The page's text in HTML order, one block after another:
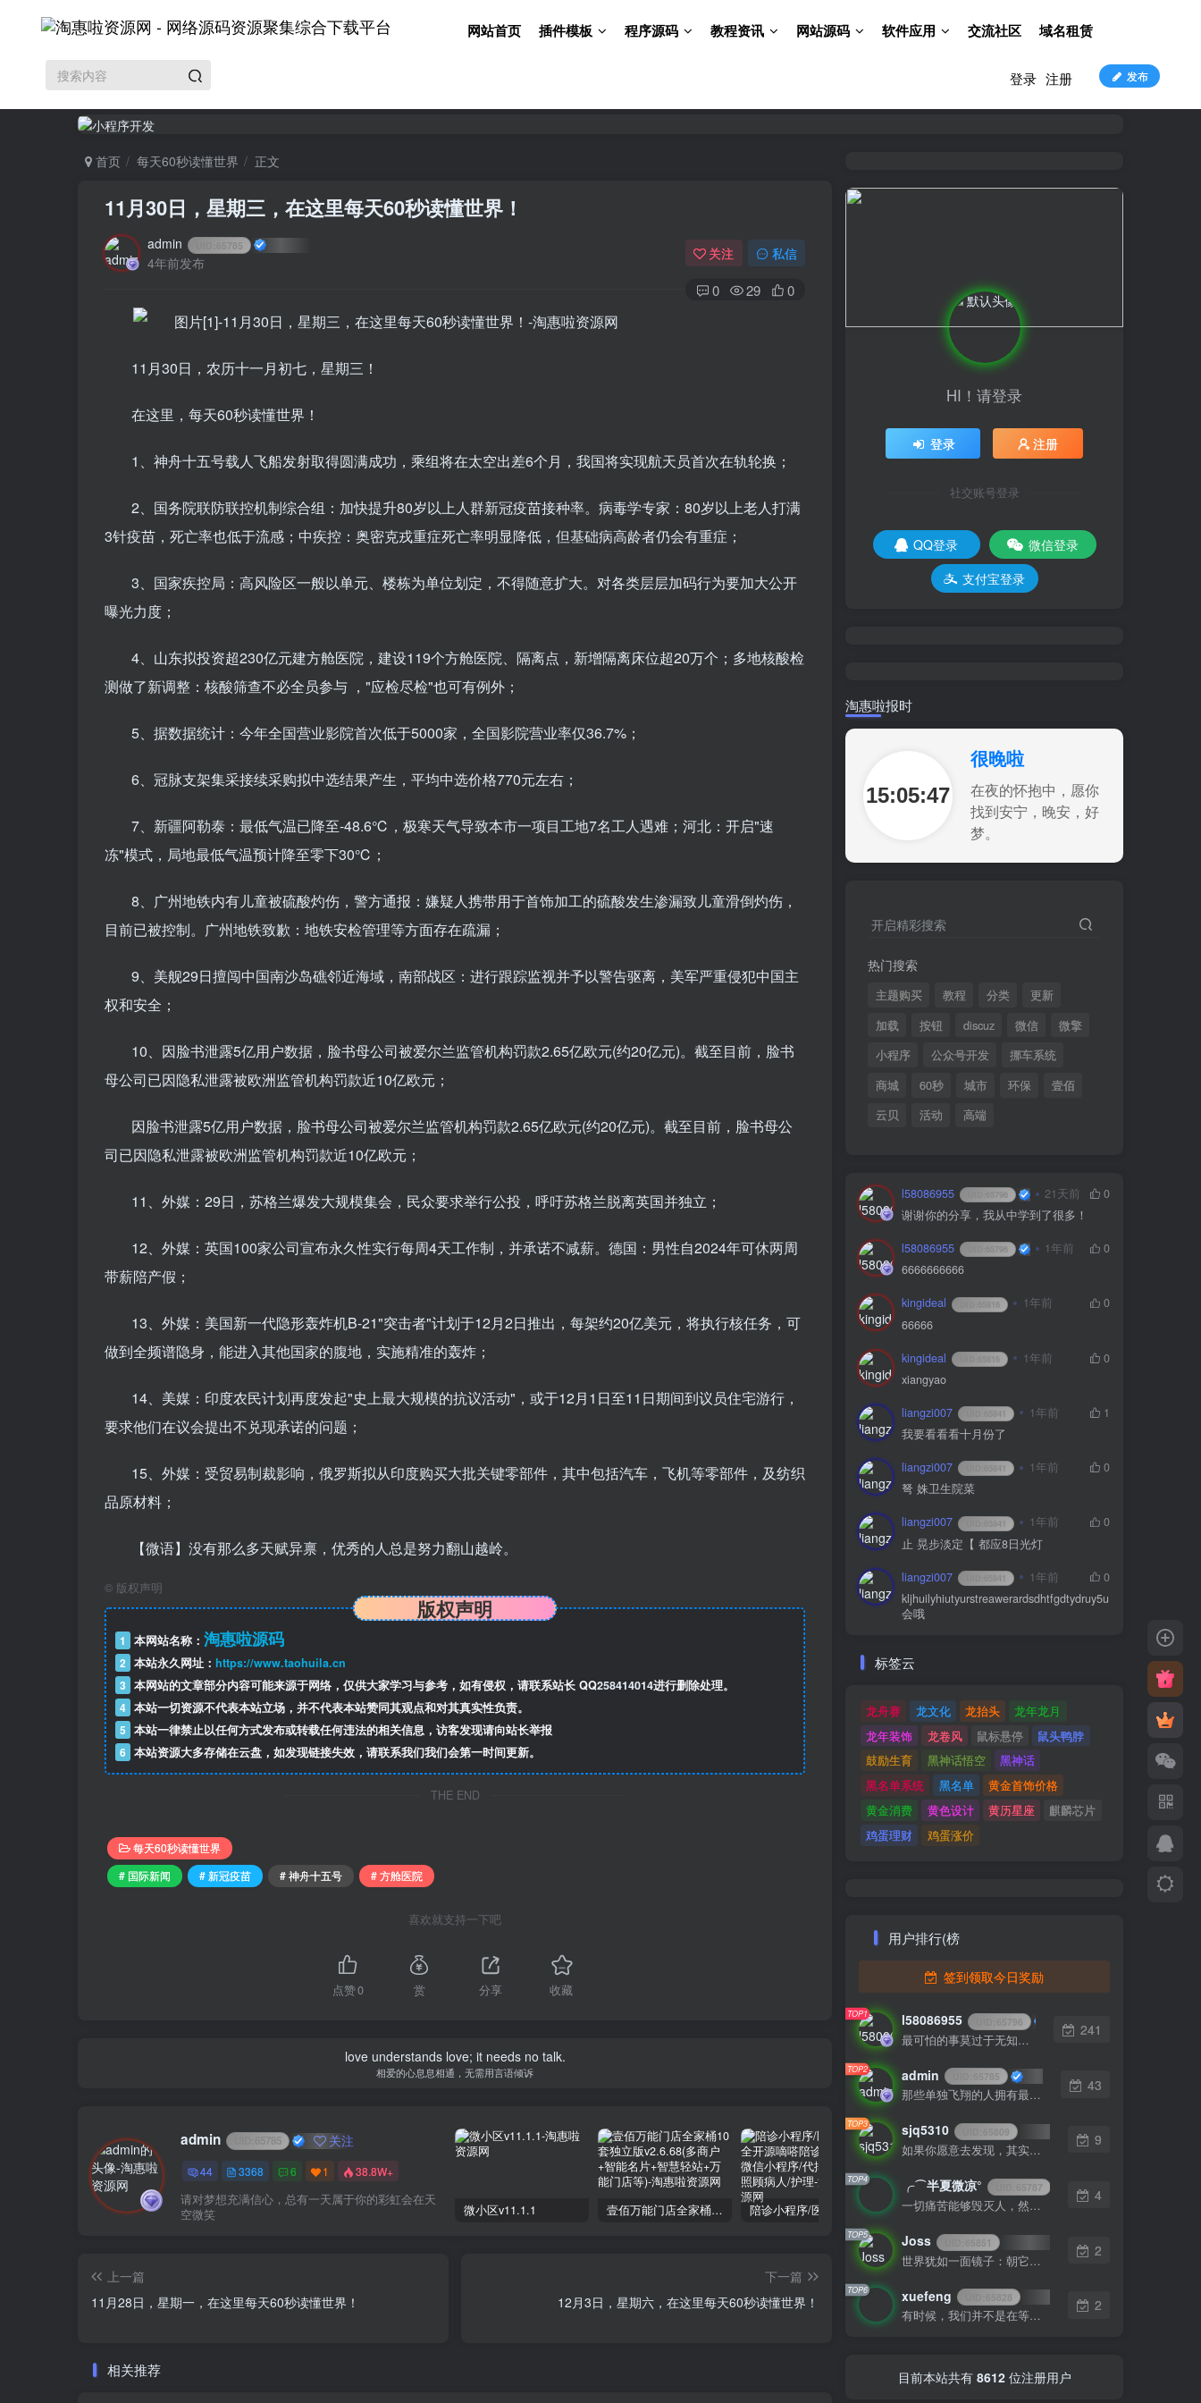
网站首页 插件模板 程序源码 教程资讯 网站源码 软件应用 交流社区 域名租赁
发布
登录 注册
首页 每天60秒读懂世界 正文
11月30日，星期三，在这里每天60秒读懂世界！
admin 65785
4年前发布
关注 私信
0 29 0
11月30日，农历十一月初七，星期三！
在这里，每天60秒读懂世界！
1、神舟十五号载人飞船发射取得圆满成功，乘组将在太空出差6个月，我国将实现航天员首次在轨轮换；
2、国务院联防联控机制综合组：加快提升80岁以上人群新冠疫苗接种率。病毒学专家：80岁以上老人打满
3针疫苗，死亡率也低于流感；中疾控：奥密克戎重症死亡率明显降低，但基础病高龄者仍会有重症；
3、国家疾控局：高风险区一般以单元、楼栋为单位划定，不得随意扩大。对各类层层加码行为要加大公开
曝光力度；
4、山东拟投资超230亿元建方舱医院，建设119个方舱医院、隔离点，新增隔离床位超20万个；多地核酸检
测做了新调整：核酸筛查不必全员参与 ，"应检尽检"也可有例外；
5、据数据统计：今年全国营业影院首次低于5000家，全国影院营业率仅36.7%；
6、冠脉支架集采接续采购拟中选结果产生，平均中选价格770元左右；
7、新疆阿勒泰：最低气温已降至-48.6℃，极寒天气导致本市一项目工地7名工人遇难；河北：开启"速
冻"模式，局地最低气温预计降至零下30℃；
8、广州地铁内有儿童被硫酸灼伤，警方通报：嫌疑人携带用于首饰加工的硫酸发生渗漏致儿童滑倒灼伤，
目前已被控制。广州地铁致歉：地铁安检管理等方面存在疏漏；
9、美舰29日擅闯中国南沙岛礁邻近海域，南部战区：进行跟踪监视并予以警告驱离，美军严重侵犯中国主
权和安全；
10、因脸书泄露5亿用户数据，脸书母公司被爱尔兰监管机构罚款2.65亿欧元(约20亿元)。截至目前，脸书
母公司已因隐私泄露被欧洲监管机构罚款近10亿欧元；
因脸书泄露5亿用户数据，脸书母公司被爱尔兰监管机构罚款2.65亿欧元(约20亿元)。截至目前，脸书母公
司已因隐私泄露被欧洲监管机构罚款近10亿欧元；
11、外媒：29日，苏格兰爆发大规模集会，民众要求举行公投，呼吁苏格兰脱离英国并独立；
12、外媒：英国100家公司宣布永久性实行每周4天工作制，并承诺不减薪。德国：男性自2024年可休两周
带薪陪产假；
13、外媒：美国新一代隐形轰炸机B-21"突击者"计划于12月2日推出，每架约20亿美元，将执行核任务，可
做到全频谱隐身，能进入其他国家的腹地，实施精准的轰炸；
14、美媒：印度农民计划再度发起"史上最大规模的抗议活动"，或于12月1日至11日期间到议员住宅游行，
要求他们在议会提出不兑现承诺的问题；
15、外媒：受贸易制裁影响，俄罗斯拟从印度购买大批关键零部件，其中包括汽车，飞机等零部件，及纺织
品原材料；
【微语】没有那么多天赋异禀，优秀的人总是努力翻山越岭。
© 版权声明
版权声明
1 本网站名称： 淘惠啦源码
2 本站永久网址： https://www.taohuila.cn
3 本网站的文章部分内容可能来源于网络，仅供大家学习与参考，如有侵权，请联系站长 QQ258414014进行删除处理。
4 本站一切资源不代表本站立场，并不代表本站赞同其观点和对其真实性负责。
5 本站一律禁止以任何方式发布或转载任何违法的相关信息，访客发现请向站长举报
6 本站资源大多存储在云盘，如发现链接失效，请联系我们我们会第一时间更新。
THE END
每天60秒读懂世界
# 国际新闻
# 新冠疫苗 # 神舟十五号 # 方舱医院
喜欢就支持一下吧
点赞0 赏 分享 收藏
love understands love; it needs no talk.
相爱的心息息相通，无需用言语倾诉
admin 65785 关注
44 3368 6 1 38.8W+
请对梦想充满信心，总有一天属于你的彩虹会在天
空微笑
微小区v11.1.1 壹佰万能门店全家桶10套独立版v2.6.68(​多商户+智能名片+智慧轻站+万能门店等) 啦啦外卖v45.9至尊稳定运营独立版+App+小程序前端（头像&定位修复版）
上一篇
11月28日，星期一，在这里每天60秒读懂世界！
下一篇
12月3日，星期六，在这里每天60秒读懂世界！
相关推荐
HI！请登录
登录 注册
社交账号登录
QQ登录
微信登录
支付宝登录
淘惠啦报时
15:05:49
很晚啦
在夜的怀抱中，愿你
找到安宁，晚安，好
梦。
开启精彩搜索
热门搜索
主题购买 教程 分类
更新
加载
按钮 discuz 微信
微擎
小程序
公众号开发
挪车系统
商城
60秒 城市 环保
壹佰
云贝
活动 高端
l58086955 65796 21天前
0
谢谢你的分享，我从中学到了很多！
l58086955 65796 1年前
0
6666666666
kingideal 65816 1年前
0
66666
kingideal 65816 1年前
0
xiangyao
liangzi007 65841 1年前
1
我要看看看十月份了
liangzi007 65841 1年前
0
弩 姝卫生院菜
liangzi007 65841 1年前
0
止 晃步淡定【 都应8日光灯
liangzi007 65841 1年前
0
kljhuilyhiutyurstreawerardsdhtfgdtydruy5u
会哦
标签云
龙舟赛 龙文化 龙抬头
龙年龙月
龙年装饰
龙卷风 鼠标悬停
鼠头鸭脖
鼓励生育
黑神话悟空
黑神话
黑名单系统
黑名单
黄金首饰价格
黄金消费
黄色设计 黄历星座
麒麟芯片
鸡蛋理财
鸡蛋涨价
用户排行(榜
签到领取今日奖励
TOP1 l58086955 65796
最可怕的事莫过于无知而行动
241
TOP2 admin 65785
那些单独飞翔的人拥有最强大的翅膀
43
TOP3 sjq5310 65809
如果你愿意去发现，其实每一天都很美
9
TOP4 ╭⌒半夏微凉° 65787
一切痛苦能够毁灭人，然而受苦的人也能把痛苦消灭
4
TOP5 Joss 65851
世界犹如一面镜子：朝它皱眉它就朝你皱眉，朝它微笑它也吵你微笑
2
TOP6 xuefeng 65828
有时候，我们并不是在等什么人或什么事。我们只是在静待岁月改变自己
2
目前本站共有 8612位注册用户